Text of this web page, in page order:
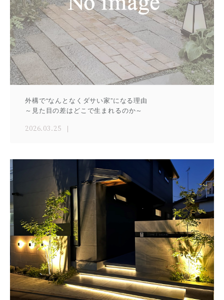
外構で“なんとなくダサい家”になる理由
～見た目の差はどこで生まれるのか～
2026.03.25